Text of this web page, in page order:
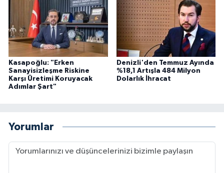
Kasapoğlu: "Erken
Sanayisizleşme Riskine
Karşı Üretimi Koruyacak
Adımlar Şart"
Denizli'den Temmuz Ayında
%18,1 Artışla 484 Milyon
Dolarlık İhracat
Yorumlar